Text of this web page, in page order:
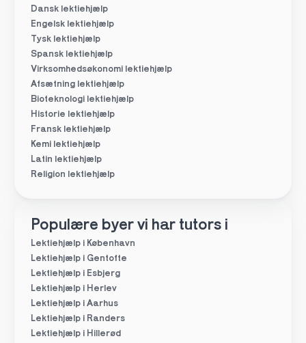
Dansk lektiehjælp
Engelsk lektiehjælp
Tysk lektiehjælp
Spansk lektiehjælp
Virksomhedsøkonomi lektiehjælp
Afsætning lektiehjælp
Bioteknologi lektiehjælp
Historie lektiehjælp
Fransk lektiehjælp
Kemi lektiehjælp
Latin lektiehjælp
Religion lektiehjælp
Populære byer vi har tutors i
Lektiehjælp i København
Lektiehjælp i Gentofte
Lektiehjælp i Esbjerg
Lektiehjælp i Herlev
Lektiehjælp i Aarhus
Lektiehjælp i Randers
Lektiehjælp i Hillerød